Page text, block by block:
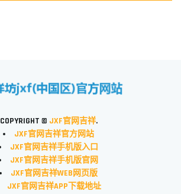
COPYRIGHT © JXF官网吉祥.
JXF官网吉祥官方网站
JXF官网吉祥手机版入口
JXF官网吉祥手机版官网
JXF官网吉祥WEB网页版
JXF官网吉祥APP下载地址